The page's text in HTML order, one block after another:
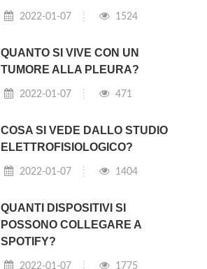
2022-01-07 1524
QUANTO SI VIVE CON UN
TUMORE ALLA PLEURA?
2022-01-07 471
COSA SI VEDE DALLO STUDIO
ELETTROFISIOLOGICO?
2022-01-07 1404
QUANTI DISPOSITIVI SI
POSSONO COLLEGARE A
SPOTIFY?
2022-01-07 1775